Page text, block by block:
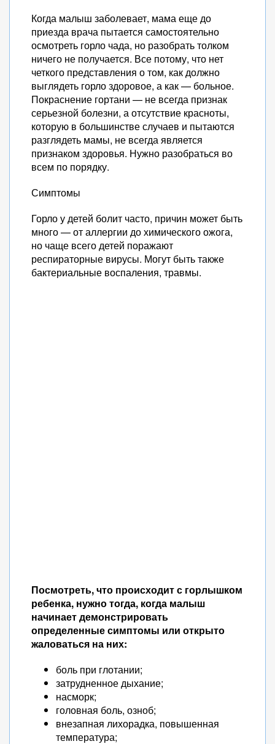
Когда малыш заболевает, мама еще до
приезда врача пытается самостоятельно
осмотреть горло чада, но разобрать толком
ничего не получается. Все потому, что нет
четкого представления о том, как должно
выглядеть горло здоровое, а как — больное.
Покраснение гортани — не всегда признак
серьезной болезни, а отсутствие красноты,
которую в большинстве случаев и пытаются
разглядеть мамы, не всегда является
признаком здоровья. Нужно разобраться во
всем по порядку.
Симптомы
Горло у детей болит часто, причин может быть
много — от аллергии до химического ожога,
но чаще всего детей поражают
респираторные вирусы. Могут быть также
бактериальные воспаления, травмы.
Посмотреть, что происходит с горлышком
ребенка, нужно тогда, когда малыш
начинает демонстрировать
определенные симптомы или открыто
жаловаться на них:
боль при глотании;
затрудненное дыхание;
насморк;
головная боль, озноб;
внезапная лихорадка, повышенная
температура;